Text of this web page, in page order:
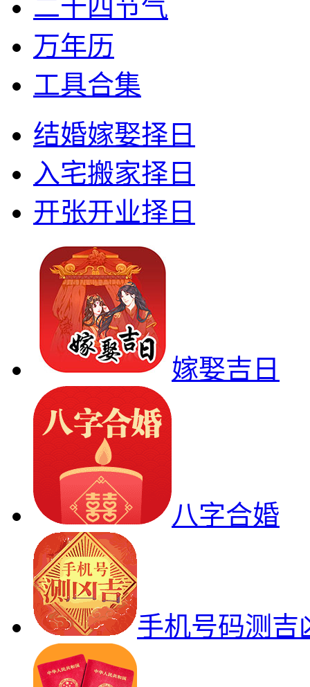
二十四节气
万年历
工具合集
结婚嫁娶择日
入宅搬家择日
开张开业择日
嫁娶吉日
八字合婚
手机号码测吉